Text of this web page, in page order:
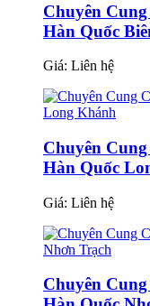
Chuyên
Hàn Quốc
Giá: Liên hệ
Chuyên
Hàn Quốc
Giá: Liên hệ
Chuyên